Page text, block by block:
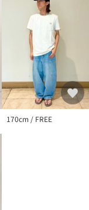
170cm / FREE